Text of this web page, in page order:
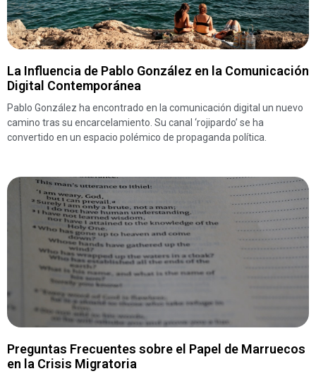
La Influencia de Pablo González en la Comunicación
Digital Contemporánea
Pablo González ha encontrado en la comunicación digital un nuevo
camino tras su encarcelamiento. Su canal ‘rojipardo’ se ha
convertido en un espacio polémico de propaganda política.
Preguntas Frecuentes sobre el Papel de Marruecos
en la Crisis Migratoria